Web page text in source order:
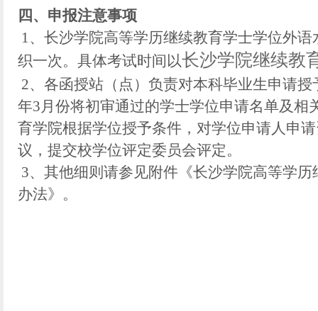
四 、申报注意事项
1、长沙学院高等学历继续教育学士学位外
织一次。具体考试时间以长沙学院继续教
2、各函授站（点）负责对本科毕业生申请授
年3月份将初审通过的学士学位申请名单及
育学院根据学位授予条件，对学位申请人申
议，提交校学位评定委员会评定。
3、其他细则请参见附件《长沙学院高等学
办法》。